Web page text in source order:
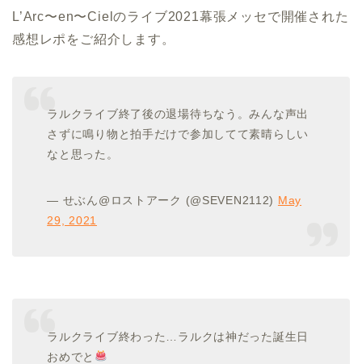
L’Arc〜en〜Cielのライブ2021幕張メッセで開催された
感想レポをご紹介します。
ラルクライブ終了後の退場待ちなう。みんな声出
さずに鳴り物と拍手だけで参加してて素晴らしい
なと思った。
— せぶん@ロストアーク (@SEVEN2112) May
29, 2021
ラルクライブ終わった…ラルクは神だった誕生日
おめでと